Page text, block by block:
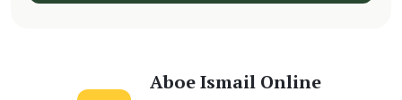
Aboe Ismail Online